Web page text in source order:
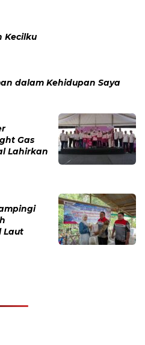
Kecilku
dalam Kehidupan Saya
Gas
Lahirkan
Laut